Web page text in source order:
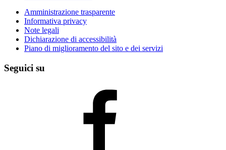
Amministrazione trasparente
Informativa privacy
Note legali
Dichiarazione di accessibilità
Piano di miglioramento del sito e dei servizi
Seguici su